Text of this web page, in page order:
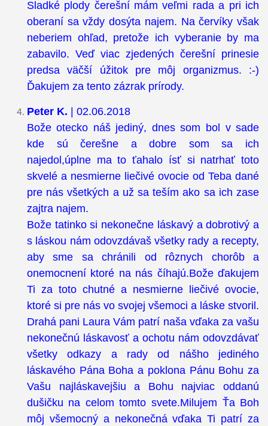
Sladké plody čerešní mám veľmi rada a pri ich
oberaní sa vždy dosýta najem. Na červíky však
neberiem ohľad, pretože ich vyberanie by ma
zabavilo. Veď viac zjedených čerešní prinesie
predsa väčší úžitok pre môj organizmus. :-)
Ďakujem za tento zázrak prírody.
Peter K. | 02.06.2018
Bože otecko náš jediný, dnes som bol v sade
kde sú čerešne a dobre som sa ich
najedol,úplne ma to ťahalo ísť si natrhať toto
skvelé a nesmierne liečivé ovocie od Teba dané
pre nás všetkých a už sa teším ako sa ich zase
zajtra najem.
Bože tatinko si nekonečne láskavý a dobrotivý a
s láskou nám odovzdávaš všetky rady a recepty,
aby sme sa chránili od rôznych chorôb a
onemocnení ktoré na nás číhajú.Bože ďakujem
Ti za toto chutné a nesmierne liečivé ovocie,
ktoré si pre nás vo svojej všemoci a láske stvoril.
Drahá pani Laura Vám patrí naša vďaka za vašu
nekonečnú láskavosť a ochotu nám odovzdávať
všetky odkazy a rady od nášho jediného
láskavého Pána Boha a poklona Pánu Bohu za
Vašu najláskavejšiu a Bohu najviac oddanú
dušičku na celom tomto svete.Milujem Ťa Boh
môj všemocný a nekonečná vďaka Ti patrí za